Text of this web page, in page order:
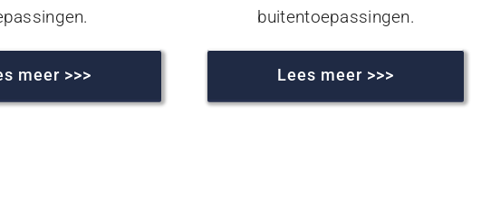
meer >>>
buitentoepassingen.
Lees meer >>>